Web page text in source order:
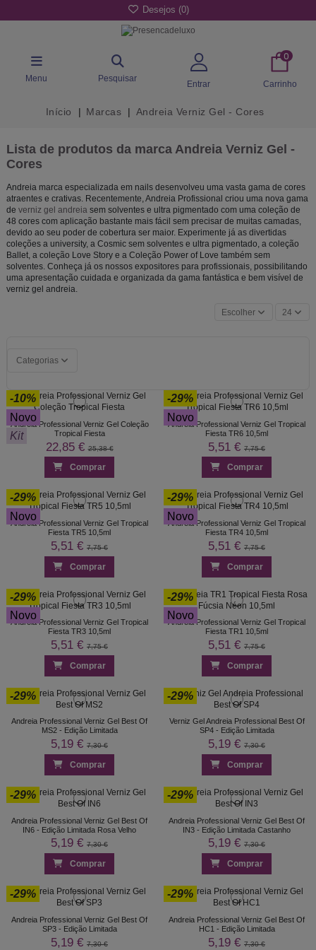
Desejos (0)
Menu Pesquisar
Entrar
0
Carrinho
Início Marcas Andreia Verniz Gel - Cores
Lista de produtos da marca Andreia Verniz Gel -
Cores
Andreia marca especializada em nails desenvolveu uma vasta gama de cores
atraentes e crativas. Recentemente, Andreia Profissional criou uma nova gama
de verniz gel andreia sem solventes e ultra pigmentado com uma coleção de
48 cores com aplicação bastante mais fácil sem precisar de muitas camadas,
devido ao seu poder de cobertura ser maior. Experimente já as divertidas
coleções a university, a Cosmic sem solventes e ultra pigmentado, a coleção
Ballet, a coleção Love Story e a Coleção Power of Love também sem
solventes. Conheça já os nossos expositores para profissionais, possibilitando
uma apresentação cuidada e organizada da gama fantástica e bem visível de
verniz gel andreia.
Escolher 24
Categorias
-10%
Novo
Kit
Andreia Professional Verniz Gel Coleção
Tropical Fiesta
22,85 €25,38 €
Comprar
-29%
Novo
Andreia Professional Verniz Gel Tropical
Fiesta TR6 10,5ml
5,51 € 7,75 €
Comprar
-29%
Novo
Andreia Professional Verniz Gel Tropical
Fiesta TR5 10,5ml
5,51 € 7,75 €
Comprar
-29%
Novo
Andreia Professional Verniz Gel Tropical
Fiesta TR4 10,5ml
5,51 € 7,75 €
Comprar
-29%
Novo
Andreia Professional Verniz Gel Tropical
Fiesta TR3 10,5ml
5,51 € 7,75 €
Comprar
-29%
Novo
Andreia Professional Verniz Gel Tropical
Fiesta TR1 10,5ml
5,51 € 7,75 €
Comprar
-29%
Andreia Professional Verniz Gel Best Of
MS2 - Edição Limitada
5,19 € 7,30 €
Comprar
-29%
Verniz Gel Andreia Professional Best Of
SP4 - Edição Limitada
5,19 € 7,30 €
Comprar
-29%
Andreia Professional Verniz Gel Best Of
IN6 - Edição Limitada Rosa Velho
5,19 € 7,30 €
Comprar
-29%
Andreia Professional Verniz Gel Best Of
IN3 - Edição Limitada Castanho
5,19 € 7,30 €
Comprar
-29%
Andreia Professional Verniz Gel Best Of
SP3 - Edição Limitada
5,19 € 7,30 €
-29%
Andreia Professional Verniz Gel Best Of
HC1 - Edição Limitada
5,19 € 7,30 €